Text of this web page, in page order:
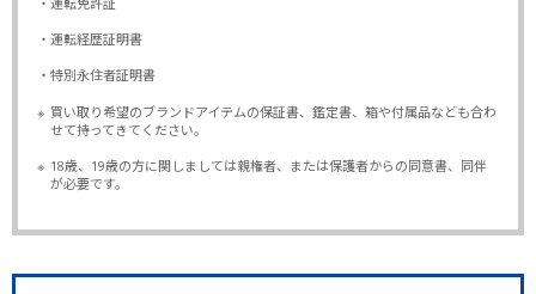
・運転経歴証明書
・特別永住者証明書
※ 買い取り希望のブランドアイテムの保証書、鑑定書、箱や付属品なども合わ
せて持ってきてください。
※ 18歳、19歳の方に関しましては親権者、または保護者からの同意書、同伴
が必要です。